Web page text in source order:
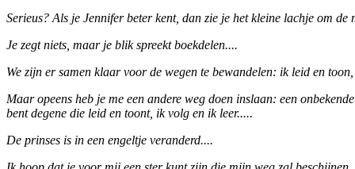
Serieus? Als je Jennifer beter kent, dan zie je het kleine lachje om
Je zegt niets, maar je blik spreekt boekdelen....
We zijn er samen klaar voor de wegen te bewandelen: ik leid en
Maar opeens heb je me een andere weg doen inslaan: een
bent degene die leid en toont, ik volg en ik leer.....
De prinses is in een engeltje veranderd....